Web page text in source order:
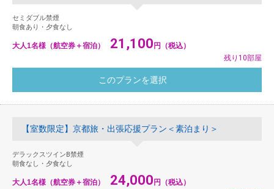
セミダブル禁煙
朝食あり・夕食なし
大人1名様（航空券＋宿泊） 21,100 円（税込）
残り10部屋
【室数限定】京都旅・出張応援プラン＜素泊まり＞
デラックスツインB禁煙
朝食なし・夕食なし
大人1名様（航空券＋宿泊） 24,000 円（税込）